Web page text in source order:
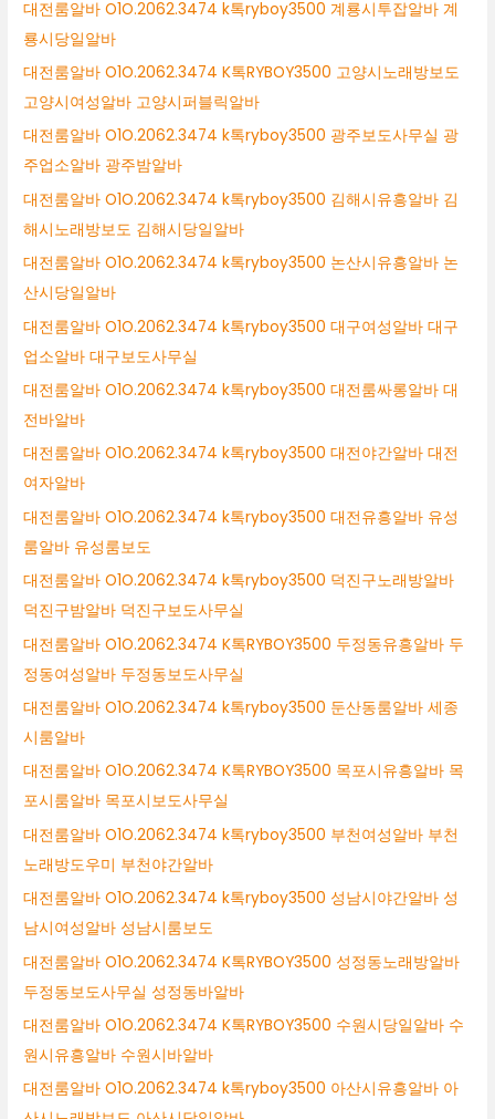
대전룸알바 O1O.2062.3474 k톡ryboy3500 계룡시투잡알바 계
룡시당일알바
대전룸알바 O1O.2062.3474 K톡RYBOY3500 고양시노래방보도
고양시여성알바 고양시퍼블릭알바
대전룸알바 O1O.2062.3474 k톡ryboy3500 광주보도사무실 광
주업소알바 광주밤알바
대전룸알바 O1O.2062.3474 k톡ryboy3500 김해시유흥알바 김
해시노래방보도 김해시당일알바
대전룸알바 O1O.2062.3474 k톡ryboy3500 논산시유흥알바 논
산시당일알바
대전룸알바 O1O.2062.3474 k톡ryboy3500 대구여성알바 대구
업소알바 대구보도사무실
대전룸알바 O1O.2062.3474 k톡ryboy3500 대전룸싸롱알바 대
전바알바
대전룸알바 O1O.2062.3474 k톡ryboy3500 대전야간알바 대전
여자알바
대전룸알바 O1O.2062.3474 k톡ryboy3500 대전유흥알바 유성
룸알바 유성룸보도
대전룸알바 O1O.2062.3474 k톡ryboy3500 덕진구노래방알바
덕진구밤알바 덕진구보도사무실
대전룸알바 O1O.2062.3474 K톡RYBOY3500 두정동유흥알바 두
정동여성알바 두정동보도사무실
대전룸알바 O1O.2062.3474 k톡ryboy3500 둔산동룸알바 세종
시룸알바
대전룸알바 O1O.2062.3474 K톡RYBOY3500 목포시유흥알바 목
포시룸알바 목포시보도사무실
대전룸알바 O1O.2062.3474 k톡ryboy3500 부천여성알바 부천
노래방도우미 부천야간알바
대전룸알바 O1O.2062.3474 k톡ryboy3500 성남시야간알바 성
남시여성알바 성남시룸보도
대전룸알바 O1O.2062.3474 K톡RYBOY3500 성정동노래방알바
두정동보도사무실 성정동바알바
대전룸알바 O1O.2062.3474 K톡RYBOY3500 수원시당일알바 수
원시유흥알바 수원시바알바
대전룸알바 O1O.2062.3474 k톡ryboy3500 아산시유흥알바 아